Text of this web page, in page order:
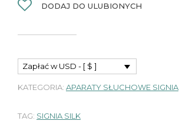
DODAJ DO ULUBIONYCH
Zapłać w USD - [ $ ]
KATEGORIA: APARATY SŁUCHOWE SIGNIA
TAG: SIGNIA SILK